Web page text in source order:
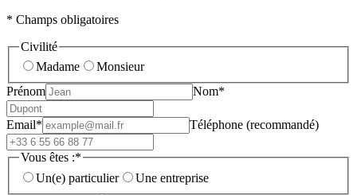
* Champs obligatoires
Civilité
Madame
Monsieur
Prénom
Nom*
Email* Téléphone (recommandé)
Vous êtes :*
Un(e) particulier
Une entreprise